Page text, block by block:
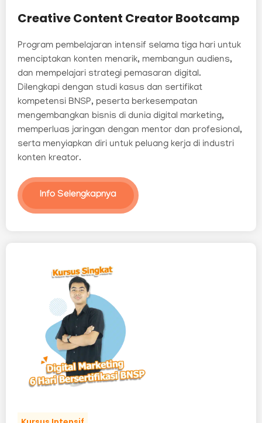
Creative Content Creator Bootcamp
Program pembelajaran intensif selama tiga hari untuk
menciptakan konten menarik, membangun audiens,
dan mempelajari strategi pemasaran digital.
Dilengkapi dengan studi kasus dan sertifikat
kompetensi BNSP, peserta berkesempatan
mengembangkan bisnis di dunia digital marketing,
memperluas jaringan dengan mentor dan profesional,
serta menyiapkan diri untuk peluang kerja di industri
konten kreator.
Info Selengkapnya